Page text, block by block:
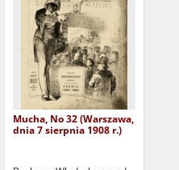
Mucha, No 32 (Warszawa,
dnia 7 sierpnia 1908 r.)